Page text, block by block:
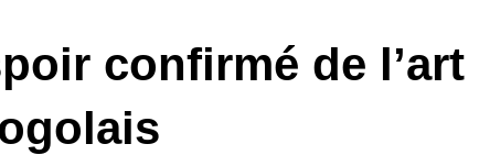
confirmé de l’art